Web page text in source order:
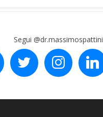
Segui @dr.massimospattini
twitter instagram linkedin